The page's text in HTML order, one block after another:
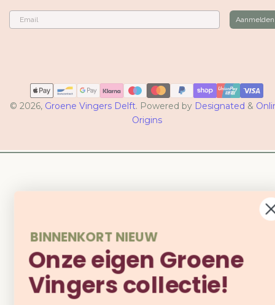
Email
Aanmelden
© 2026, Groene Vingers Delft. Powered by Designated &
Origins
Betaalmethoden
BINNENKORT NIEUW
Onze eigen Groene
Vingers collectie!